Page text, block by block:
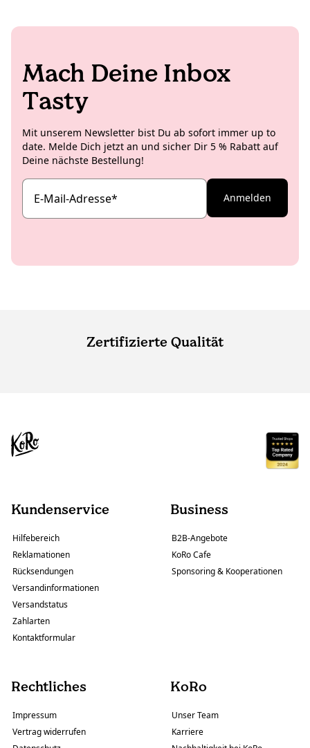
Mach Deine Inbox
Tasty
Mit unserem Newsletter bist Du ab sofort immer up to
date. Melde Dich jetzt an und sicher Dir 5 % Rabatt auf
Deine nächste Bestellung!
E-Mail-Adresse* Anmelden
Zertifizierte Qualität
Kundenservice
Hilfebereich
Reklamationen
Rücksendungen
Versandinformationen
Versandstatus
Zahlarten
Kontaktformular
Business
B2B-Angebote
KoRo Cafe
Sponsoring & Kooperationen
Rechtliches
Impressum
Vertrag widerrufen
KoRo
Unser Team
Karriere